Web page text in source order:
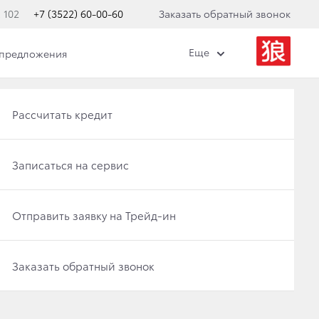
+7 (3522) 60-00-60 Заказать обратный звонок
Получить консультацию по кредиту
Отправить заявку на Трейд-ин
Записаться на сервис
Заказать обратный звонок
Рассчитать кредит
Записаться на сервис
Отправить заявку на Трейд-ин
Заказать обратный звонок
Еще